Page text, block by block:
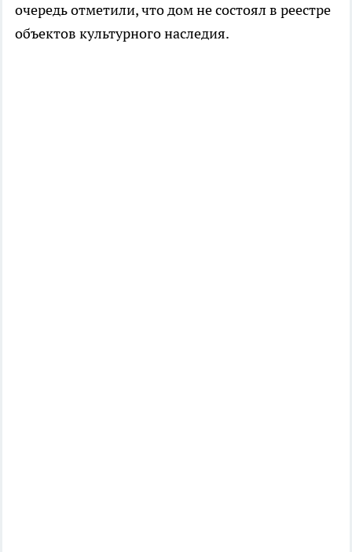
очередь отметили, что дом не состоял в реестре
объектов культурного наследия.